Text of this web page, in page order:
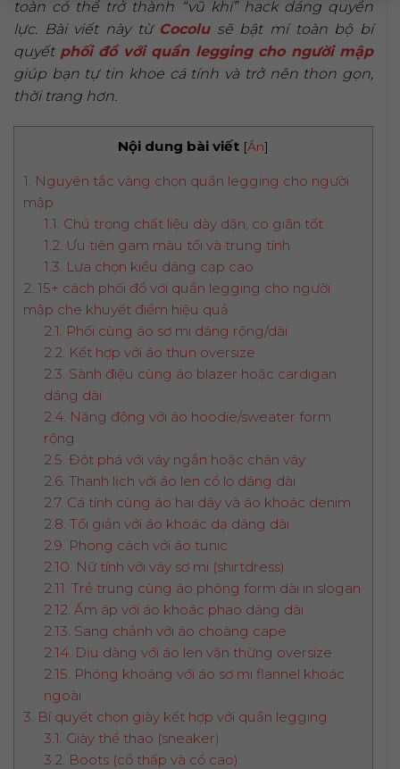
toàn có thể trở thành “vũ khí” hack dáng quyền
lực. Bài viết này từ Cocolusẽ bật mí toàn bộ bí
quyết phối đồ với quần legging cho người mập
giúp bạn tự tin khoe cá tính và trở nên thon gọn,
thời trang hơn.
Nội dung bài viết [Ẩn]
1. Nguyên tắc vàng chọn quần legging cho người
mập
1.1. Chú trọng chất liệu dày dặn, co giãn tốt
1.2. Ưu tiên gam màu tối và trung tính
1.3. Lựa chọn kiểu dáng cạp cao
2. 15+ cách phối đồ với quần legging cho người
mập che khuyết điểm hiệu quả
2.1. Phối cùng áo sơ mi dáng rộng/dài
2.2. Kết hợp với áo thun oversize
2.3. Sành điệu cùng áo blazer hoặc cardigan
dáng dài
2.4. Năng động với áo hoodie/sweater form
rộng
2.5. Đột phá với váy ngắn hoặc chân váy
2.6. Thanh lịch với áo len cổ lọ dáng dài
2.7. Cá tính cùng áo hai dây và áo khoác denim
2.8. Tối giản với áo khoác dạ dáng dài
2.9. Phong cách với áo tunic
2.10. Nữ tính với váy sơ mi (shirtdress)
2.11. Trẻ trung cùng áo phông form dài in slogan
2.12. Ấm áp với áo khoác phao dáng dài
2.13. Sang chảnh với áo choàng cape
2.14. Dịu dàng với áo len vặn thừng oversize
2.15. Phóng khoáng với áo sơ mi flannel khoác
ngoài
3. Bí quyết chọn giày kết hợp với quần legging
3.1. Giày thể thao (sneaker)
3.2. Boots (cổ thấp và cổ cao)